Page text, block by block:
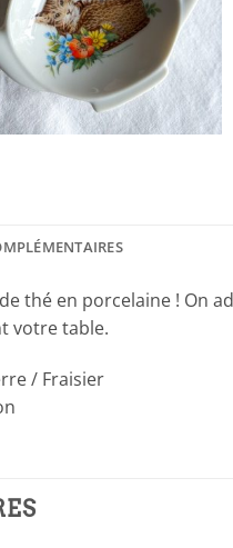
thé en porcelaine ! On
votre table.
/ Fraisier